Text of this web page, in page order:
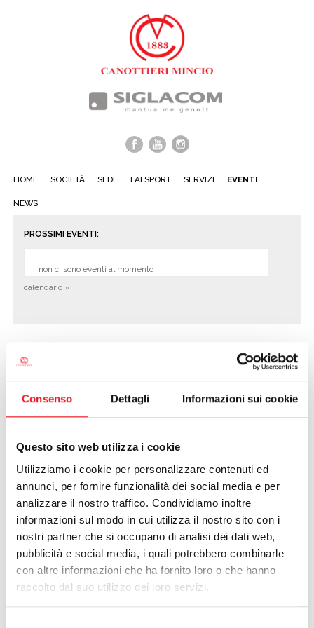
Consenso Dettagli Informazioni sui cookie
Questo sito web utilizza i cookie
Utilizziamo i cookie per personalizzare contenuti ed
annunci, per fornire funzionalità dei social media e per
analizzare il nostro traffico. Condividiamo inoltre
informazioni sul modo in cui utilizza il nostro sito con i
nostri partner che si occupano di analisi dei dati web,
pubblicità e social media, i quali potrebbero combinarle
con altre informazioni che ha fornito loro o che hanno
raccolto dal suo utilizzo dei loro servizi.
HOME SOCIETÀ SEDE FAI SPORT SERVIZI EVENTI
NEWS
PROSSIMI EVENTI:
non ci sono eventi al momento
calendario »
A pranzo con Gianni Clerici